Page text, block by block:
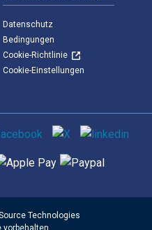
Datenschutz
Bedingungen
Cookie-Richtlinie
Cookie-Einstellungen
Technologies
vorbehalten.